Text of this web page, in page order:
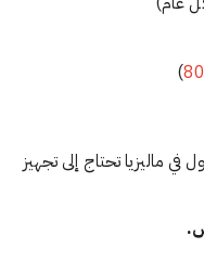
80
)
ماليزيا تحتاج إلى تجهيز